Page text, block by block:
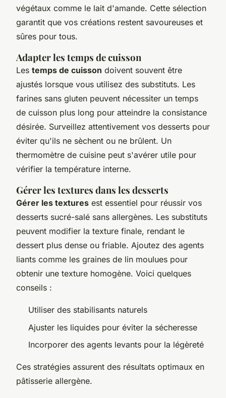
végétaux comme le lait d'amande. Cette sélection
garantit que vos créations restent savoureuses et
sûres pour tous.
Adapter les temps de cuisson
Les temps de cuisson doivent souvent être
ajustés lorsque vous utilisez des substituts. Les
farines sans gluten peuvent nécessiter un temps
de cuisson plus long pour atteindre la consistance
désirée. Surveillez attentivement vos desserts pour
éviter qu'ils ne sèchent ou ne brûlent. Un
thermomètre de cuisine peut s'avérer utile pour
vérifier la température interne.
Gérer les textures dans les desserts
Gérer les textures est essentiel pour réussir vos
desserts sucré-salé sans allergènes. Les substituts
peuvent modifier la texture finale, rendant le
dessert plus dense ou friable. Ajoutez des agents
liants comme les graines de lin moulues pour
obtenir une texture homogène. Voici quelques
conseils :
Utiliser des stabilisants naturels
Ajuster les liquides pour éviter la sécheresse
Incorporer des agents levants pour la légèreté
Ces stratégies assurent des résultats optimaux en
pâtisserie allergène.